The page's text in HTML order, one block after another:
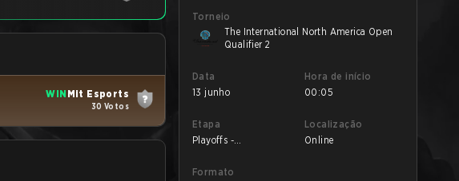
WIN Mit Esports
30 Votos
Torneio
The International North America Open
Qualifier 2
Data
13 junho
Hora de início
00:05
Etapa
Playoffs -
Localização
Online
Formato